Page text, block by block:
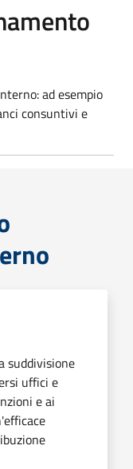
ad esempio
consuntivi e
suddivisione
uffici e
e ai